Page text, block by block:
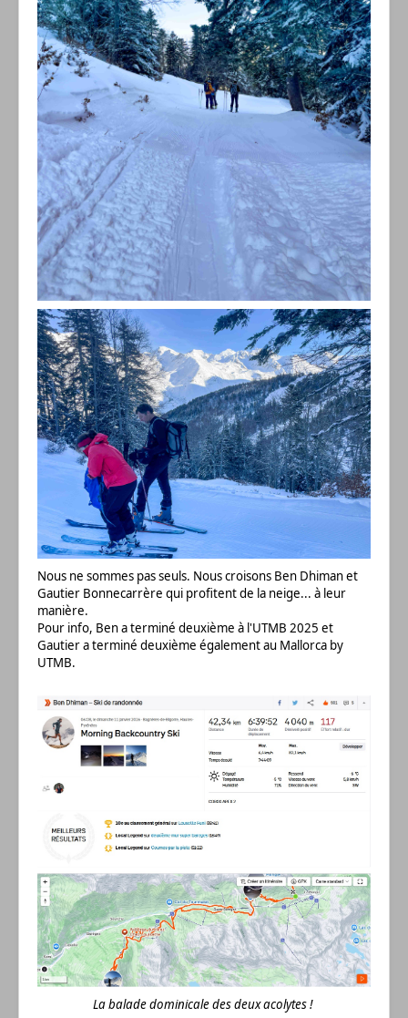
Nous ne sommes pas seuls. Nous croisons Ben Dhiman et
Gautier Bonnecarrère qui profitent de la neige... à leur
manière.
Pour info, Ben a terminé deuxième à l'UTMB 2025 et
Gautier a terminé deuxième également au Mallorca by
UTMB.
La balade dominicale des deux acolytes !